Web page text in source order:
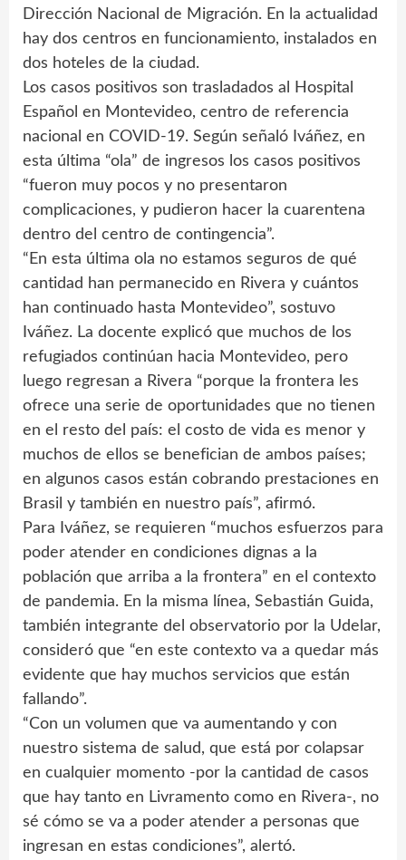
Dirección Nacional de Migración. En la actualidad
hay dos centros en funcionamiento, instalados en
dos hoteles de la ciudad.
Los casos positivos son trasladados al Hospital
Español en Montevideo, centro de referencia
nacional en COVID-19. Según señaló Iváñez, en
esta última “ola” de ingresos los casos positivos
“fueron muy pocos y no presentaron
complicaciones, y pudieron hacer la cuarentena
dentro del centro de contingencia”.
“En esta última ola no estamos seguros de qué
cantidad han permanecido en Rivera y cuántos
han continuado hasta Montevideo”, sostuvo
Iváñez. La docente explicó que muchos de los
refugiados continúan hacia Montevideo, pero
luego regresan a Rivera “porque la frontera les
ofrece una serie de oportunidades que no tienen
en el resto del país: el costo de vida es menor y
muchos de ellos se benefician de ambos países;
en algunos casos están cobrando prestaciones en
Brasil y también en nuestro país”, afirmó.
Para Iváñez, se requieren “muchos esfuerzos para
poder atender en condiciones dignas a la
población que arriba a la frontera” en el contexto
de pandemia. En la misma línea, Sebastián Guida,
también integrante del observatorio por la Udelar,
consideró que “en este contexto va a quedar más
evidente que hay muchos servicios que están
fallando”.
“Con un volumen que va aumentando y con
nuestro sistema de salud, que está por colapsar
en cualquier momento -por la cantidad de casos
que hay tanto en Livramento como en Rivera-, no
sé cómo se va a poder atender a personas que
ingresan en estas condiciones”, alertó.